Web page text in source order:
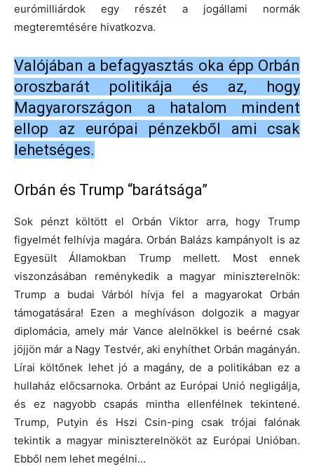
eurómilliárdok egy részét a jogállami normák
megteremtésére hivatkozva.
Valójában a befagyasztás oka épp Orbán
oroszbarát politikája és az, hogy
Magyarországon a hatalom mindent
ellop az európai pénzekből ami csak
lehetséges.
Orbán és Trump “barátsága”
Sok pénzt költött el Orbán Viktor arra, hogy Trump
figyelmét felhívja magára. Orbán Balázs kampányolt is az
Egyesült Államokban Trump mellett. Most ennek
viszonzásában reménykedik a magyar miniszterelnök:
Trump a budai Várból hívja fel a magyarokat Orbán
támogatására! Ezen a meghíváson dolgozik a magyar
diplomácia, amely már Vance alelnökkel is beérné csak
jöjjön már a Nagy Testvér, aki enyhíthet Orbán magányán.
Lírai költőnek lehet jó a magány, de a politikában ez a
hullaház előcsarnoka. Orbánt az Európai Unió negligálja,
és ez nagyobb csapás mintha ellenfélnek tekintené.
Trump, Putyin és Hszi Csin-ping csak trójai falónak
tekintik a magyar miniszterelnököt az Európai Unióban.
Ebből nem lehet megélni…